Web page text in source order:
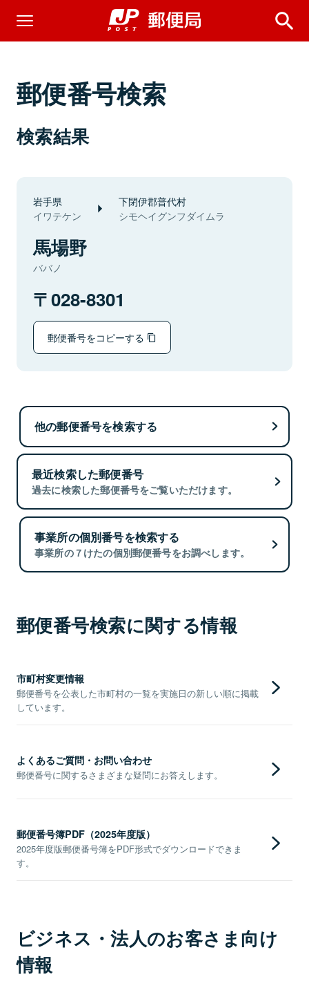
郵便番号検索
検索結果
岩手県
イワテケン
下閉伊郡普代村
シモヘイグンフダイムラ
馬場野
ババノ
028-8301
郵便番号をコピーする
他の郵便番号を検索する
最近検索した郵便番号
過去に検索した郵便番号をご覧いただけます。
事業所の個別番号を検索する
事業所の７けたの個別郵便番号をお調べします。
郵便番号検索に関する情報
市町村変更情報
郵便番号を公表した市町村の一覧を実施日の新しい順に掲載
しています。
よくあるご質問・お問い合わせ
郵便番号に関するさまざまな疑問にお答えします。
郵便番号簿PDF（2025年度版）
2025年度版郵便番号簿をPDF形式でダウンロードできま
す。
ビジネス・法人のお客さま向け
情報